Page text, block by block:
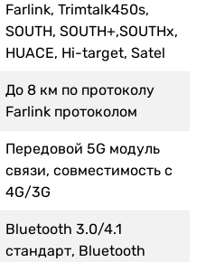
Farlink, Trimtalk450s,
SOUTH, SOUTH+,SOUTHx,
HUACE, Hi-target, Satel
До 8 км по протоколу
Farlink протоколом
Передовой 5G модуль
связи, совместимость с
4G/3G
Bluetooth 3.0/4.1
стандарт, Bluetooth